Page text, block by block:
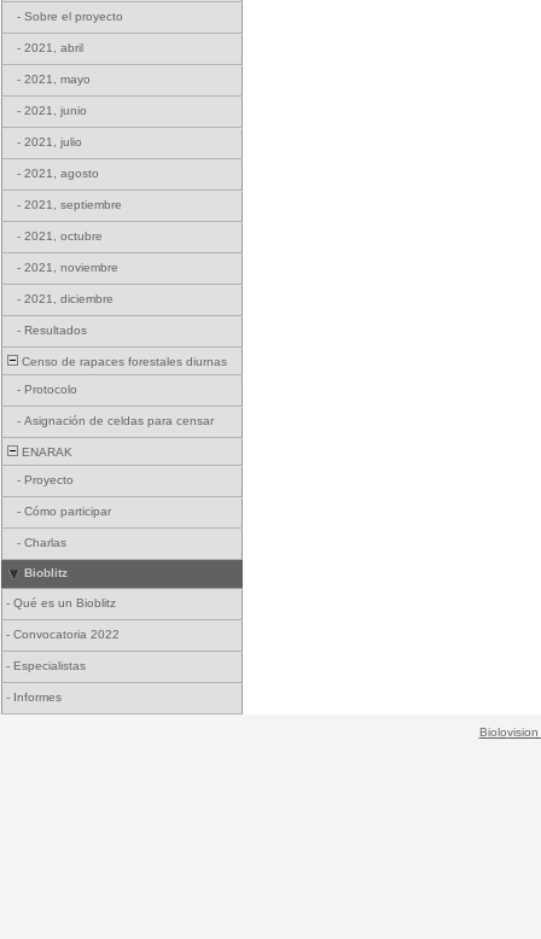
- Sobre el proyecto
- 2021, abril
- 2021, mayo
- 2021, junio
- 2021, julio
- 2021, agosto
- 2021, septiembre
- 2021, octubre
- 2021, noviembre
- 2021, diciembre
- Resultados
Censo de rapaces forestales diurnas
- Protocolo
- Asignación de celdas para censar
ENARAK
- Proyecto
- Cómo participar
- Charlas
Bioblitz
- Qué es un Bioblitz
- Convocatoria 2022
- Especialistas
- Informes
Biolovision